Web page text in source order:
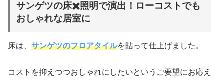
サンゲツの床✖️照明で演出！ローコストでも
おしゃれな居室に
床は、 サンゲツのフロアタイルを貼って仕上げました。
コストを抑えつつおしゃれにしたいというご要望にお応え